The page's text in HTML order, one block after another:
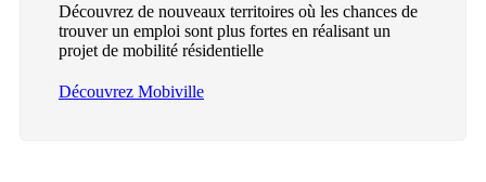
Découvrez de nouveaux territoires où les chances de
trouver un emploi sont plus fortes en réalisant un
projet de mobilité résidentielle
Découvrez Mobiville